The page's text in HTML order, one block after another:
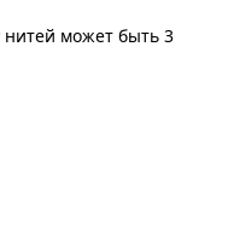
нитей может быть 3